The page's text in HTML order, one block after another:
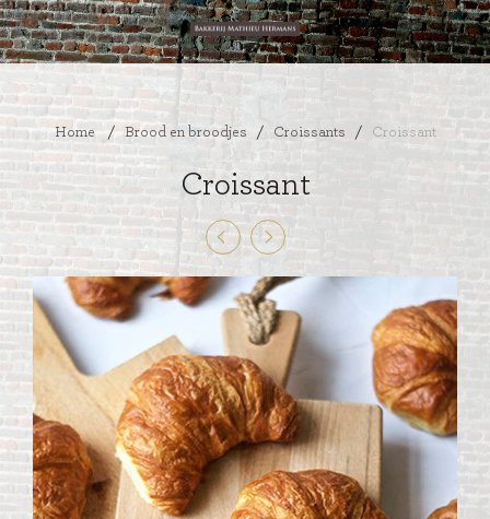
Home / Brood en broodjes / Croissants / Croissant
Croissant